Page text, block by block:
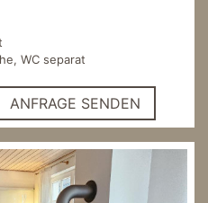
WC separat
ANFRAGE SENDEN